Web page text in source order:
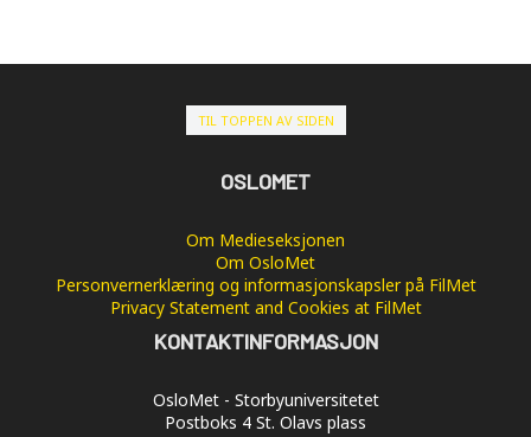
TIL TOPPEN AV SIDEN
OSLOMET
Om Medieseksjonen
Om OsloMet
Personvernerklæring og informasjonskapsler på FilMet
Privacy Statement and Cookies at FilMet
KONTAKTINFORMASJON
OsloMet - Storbyuniversitetet
Postboks 4 St. Olavs plass